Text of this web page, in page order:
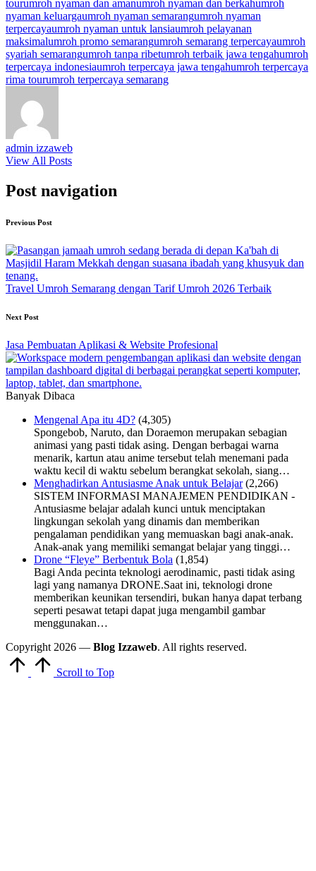
tourumroh nyaman dan amanumroh nyaman dan berkahumroh
nyaman keluargaumroh nyaman semarangumroh nyaman
terpercayaumroh nyaman untuk lansiaumroh pelayanan
maksimalumroh promo semarangumroh semarang terpercayaumroh
syariah semarangumroh tanpa ribetumroh terbaik jawa tengahumroh
terpercaya indonesiaumroh terpercaya jawa tengahumroh terpercaya
rima tourumroh terpercaya semarang
admin izzaweb
View All Posts
Post navigation
Previous Post
Travel Umroh Semarang dengan Tarif Umroh 2026 Terbaik
Next Post
Jasa Pembuatan Aplikasi & Website Profesional
Banyak Dibaca
Mengenal Apa itu 4D? (4,305)
Spongebob, Naruto, dan Doraemon merupakan sebagian
animasi yang pasti tidak asing. Dengan berbagai warna
menarik, kartun atau anime tersebut telah menemani pada
waktu kecil di waktu sebelum berangkat sekolah, siang…
Menghadirkan Antusiasme Anak untuk Belajar (2,266)
SISTEM INFORMASI MANAJEMEN PENDIDIKAN -
Antusiasme belajar adalah kunci untuk menciptakan
lingkungan sekolah yang dinamis dan memberikan
pengalaman pendidikan yang memuaskan bagi anak-anak.
Anak-anak yang memiliki semangat belajar yang tinggi…
Drone “Fleye” Berbentuk Bola (1,854)
Bagi Anda pecinta teknologi aerodinamic, pasti tidak asing
lagi yang namanya DRONE.Saat ini, teknologi drone
memberikan keunikan tersendiri, bukan hanya dapat terbang
seperti pesawat tetapi dapat juga mengambil gambar
menggunakan…
Copyright 2026 — Blog Izzaweb. All rights reserved.
Scroll to Top